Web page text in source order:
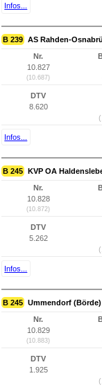
Infos...
B 239 AS Rahden-
Nr.
10.827
(10.687)
DTV
8.620
Infos...
B 245 KVP OA
Nr.
10.828
(10.872)
DTV
5.262
Infos...
B 245 Ummendorf (Börde)
Nr.
10.829
(10.883)
DTV
1.925